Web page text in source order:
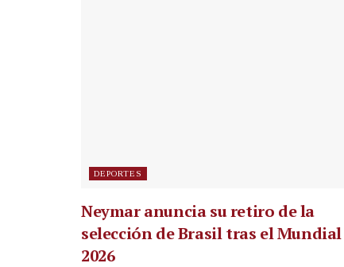
DEPORTES
Neymar anuncia su retiro de la
selección de Brasil tras el
2026